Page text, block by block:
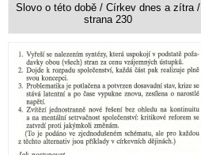
Slovo o této době / Církev dnes a zítra /
strana 230